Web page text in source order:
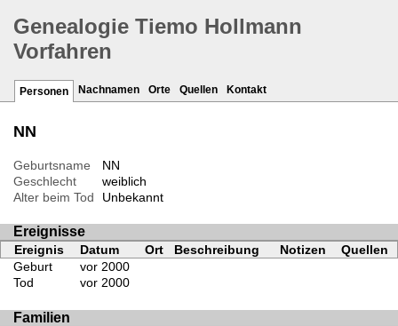
Genealogie Tiemo Hollmann
Vorfahren
Personen Nachnamen Orte Quellen Kontakt
NN
Geburtsname
NN
Geschlecht
weiblich
Alter beim Tod
Unbekannt
Ereignisse
Ereignis Datum Ort Beschreibung Notizen
Quellen
Geburt
vor 2000
Tod
vor 2000
Familien